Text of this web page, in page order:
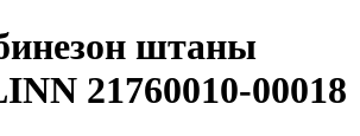
штаны
21760010-00018